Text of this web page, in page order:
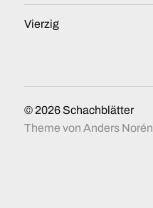
Vierzig
© 2026 Schachblätter
Theme von Anders Norén